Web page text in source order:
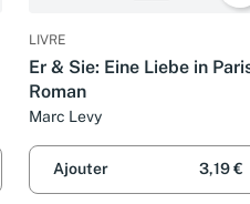
LIVRE
Er & Sie: Eine Liebe in
Roman
Marc Levy
Ajouter 3,19 €